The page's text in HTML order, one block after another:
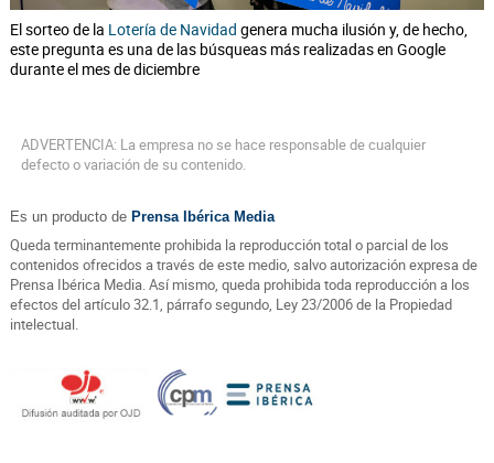
El sorteo de la Lotería de Navidad genera mucha ilusión y, de hecho,
este pregunta es una de las búsqueas más realizadas en Google
durante el mes de diciembre
ADVERTENCIA: La empresa no se hace responsable de cualquier
defecto o variación de su contenido.
Es un producto de Prensa Ibérica Media
Queda terminantemente prohibida la reproducción total o parcial de los
contenidos ofrecidos a través de este medio, salvo autorización expresa de
Prensa Ibérica Media. Así mismo, queda prohibida toda reproducción a los
efectos del artículo 32.1, párrafo segundo, Ley 23/2006 de la Propiedad
intelectual.